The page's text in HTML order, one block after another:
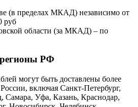
(в пределах МКАД) независимо от
руб
области (за МКАД) – по
регионы РФ
могут быть доставлены более
включая Санкт-Петербург,
Уфа, Казань, Краснодар,